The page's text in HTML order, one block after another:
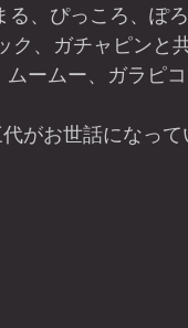
ク、ガチャピンと
ームー、ガラピ
がお世話になって